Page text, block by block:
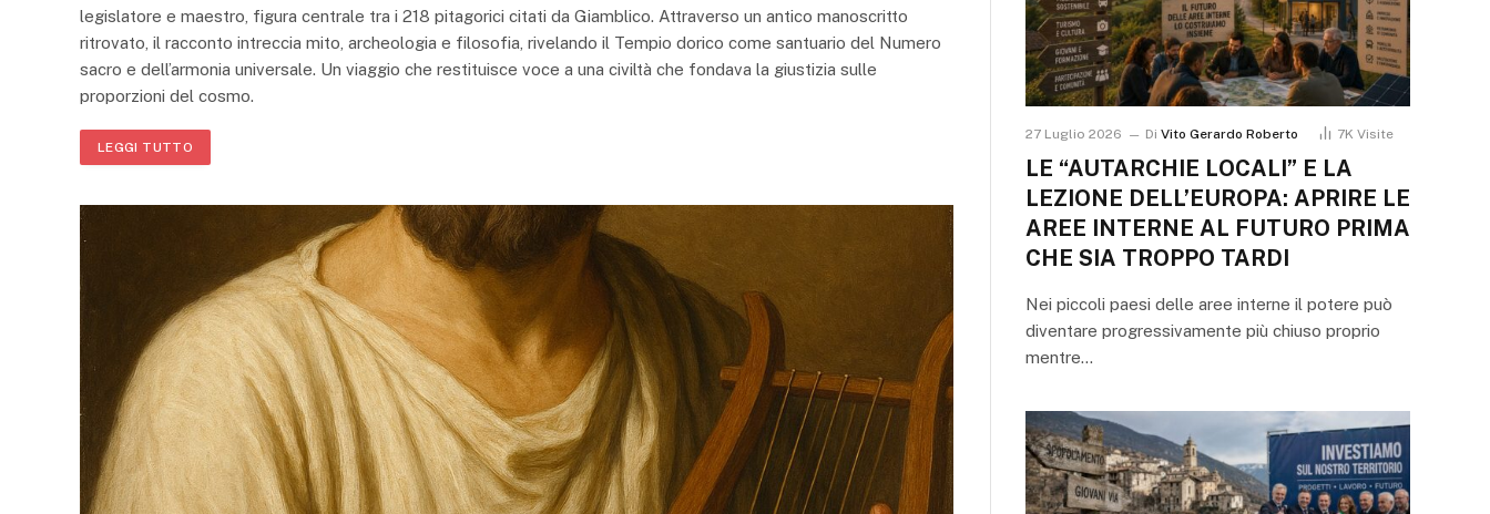
legislatore e maestro, figura centrale tra i 218 pitagorici citati da Giamblico. Attraverso un antico manoscritto
ritrovato, il racconto intreccia mito, archeologia e filosofia, rivelando il Tempio dorico come santuario del Numero
sacro e dell’armonia universale. Un viaggio che restituisce voce a una civiltà che fondava la giustizia sulle
proporzioni del cosmo.
LEGGI TUTTO
27 Luglio 2026 Di Vito Gerardo Roberto 7K Visite
LE “AUTARCHIE LOCALI” E LA
LEZIONE DELL’EUROPA: APRIRE LE
AREE INTERNE AL FUTURO PRIMA
CHE SIA TROPPO TARDI
Nei piccoli paesi delle aree interne il potere può
diventare progressivamente più chiuso proprio
mentre…